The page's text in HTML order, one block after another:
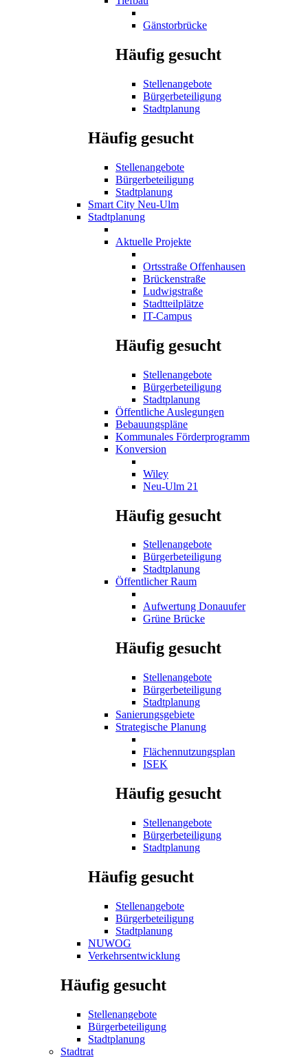
Gänstorbrücke
Häufig gesucht
Stellenangebote
Bürgerbeteiligung
Stadtplanung
Häufig gesucht
Stellenangebote
Bürgerbeteiligung
Stadtplanung
Smart City Neu-Ulm
Stadtplanung
Aktuelle Projekte
Ortsstraße Offenhausen
Brückenstraße
Ludwigstraße
Stadtteilplätze
IT-Campus
Häufig gesucht
Stellenangebote
Bürgerbeteiligung
Stadtplanung
Öffentliche Auslegungen
Bebauungspläne
Kommunales Förderprogramm
Konversion
Wiley
Neu-Ulm 21
Häufig gesucht
Stellenangebote
Bürgerbeteiligung
Stadtplanung
Öffentlicher Raum
Aufwertung Donauufer
Grüne Brücke
Häufig gesucht
Stellenangebote
Bürgerbeteiligung
Stadtplanung
Sanierungsgebiete
Strategische Planung
Flächennutzungsplan
ISEK
Häufig gesucht
Stellenangebote
Bürgerbeteiligung
Stadtplanung
Häufig gesucht
Stellenangebote
Bürgerbeteiligung
Stadtplanung
NUWOG
Verkehrsentwicklung
Häufig gesucht
Stellenangebote
Bürgerbeteiligung
Stadtplanung
Stadtrat